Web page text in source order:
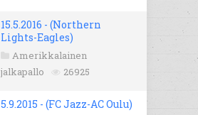
15.5.2016 - (Northern
Lights-Eagles)
Amerikkalainen
jalkapallo
26925
5.9.2015 - (FC Jazz-AC Oulu)